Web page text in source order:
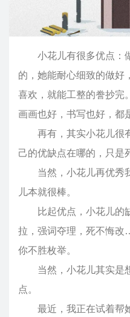
小花儿有很多优点：
的，她能耐心细致的做好
喜欢，就能工整的誊抄完
画画也好，书写也好，都
再有，其实小花儿很
己的优缺点在哪的，只是
当然，小花儿再优秀
儿本就很棒。
比起优点，小花儿的
拉，强词夺理，死不悔
你不胜枚举。
当然，小花儿其实是
点。
最近，我正在试着帮